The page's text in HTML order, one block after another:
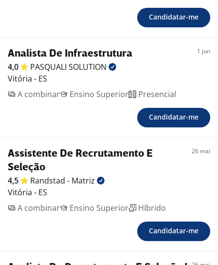
Candidatar-me
Analista De Infraestrutura 1 jun
4,0 PASQUALI SOLUTION
Vitória - ES
A combinar
Ensino Superior Presencial
Candidatar-me
Assistente De Recrutamento E
Seleção
26 mai
4,5 Randstad - Matriz
Vitória - ES
A combinar
Ensino Superior Híbrido
Candidatar-me